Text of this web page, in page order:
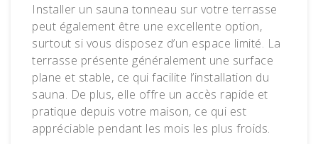
Installer un sauna tonneau sur votre terrasse
peut également être une excellente option,
surtout si vous disposez d’un espace limité. La
terrasse présente généralement une surface
plane et stable, ce qui facilite l’installation du
sauna. De plus, elle offre un accès rapide et
pratique depuis votre maison, ce qui est
appréciable pendant les mois les plus froids.